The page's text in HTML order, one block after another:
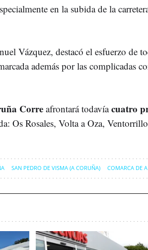
en la subida de la
Vázquez, destacó el esfuerzo de
además por las complicadas
Correafrontará todavíacuatro
Os Rosales, Volta a Oza,
SAN PEDRO DE VISMA (A CORUÑA) COMARCA DE